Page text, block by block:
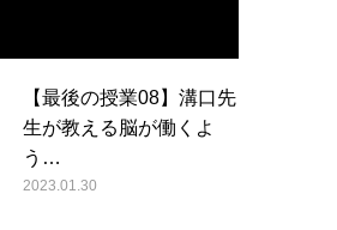
【最後の授業08】溝口先
生が教える脳が働くよ
う…
2023.01.30